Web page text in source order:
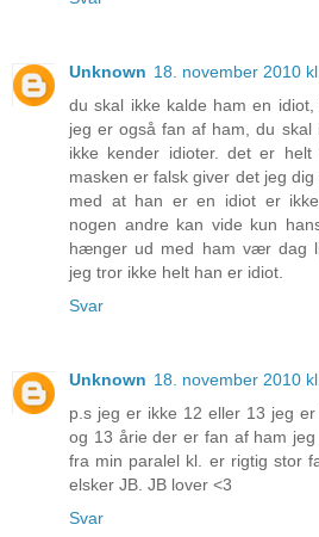
Unknown 18. november 2010
du skal ikke kalde ham en
jeg er også fan af ham, du skal
ikke kender idioter. det er
masken er falsk giver det jeg
med at han er en idiot er
nogen andre kan vide kun
hænger ud med ham vær dag
jeg tror ikke helt han er idiot.
Svar
Unknown 18. november 2010
p.s jeg er ikke 12 eller 13 jeg
og 13 årie der er fan af ham
fra min paralel kl. er rigtig stor
elsker JB. JB lover <3
Svar